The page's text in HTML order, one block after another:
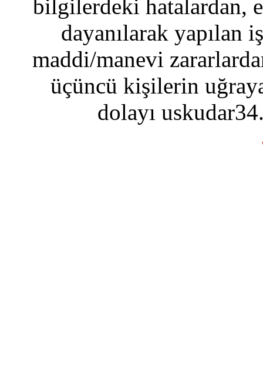
bilgilerdeki hatalardan,
dayanılarak yapılan
maddi/manevi
üçüncü kişilerin
dolayı